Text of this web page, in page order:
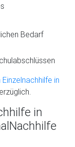
Bedarf
in
in